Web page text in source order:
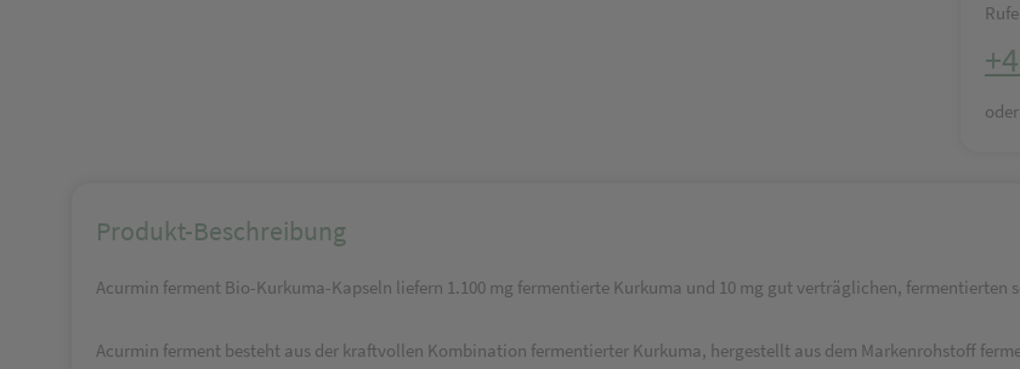
Produkt-Beschreibung
Acurmin ferment Bio-Kurkuma-Kapseln liefern 1.100 mg fermentierte Kurkuma und 10 mg gut verträglichen, fermentierten
Acurmin ferment besteht aus der kraftvollen Kombination fermentierter Kurkuma, hergestellt aus dem Markenrohstoff